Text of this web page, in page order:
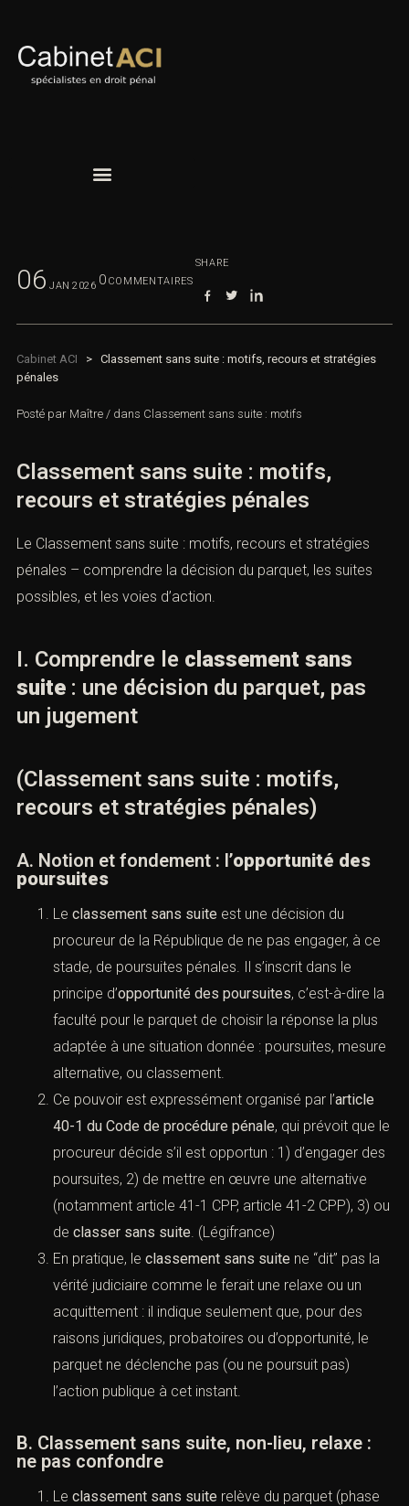
06 JAN 2026 0 COMMENTAIRES
SHARE
Cabinet ACI > Classement sans suite : motifs, recours et stratégies
pénales
Posté par Maître / dans Classement sans suite : motifs
Classement sans suite : motifs,
recours et stratégies pénales
Le Classement sans suite : motifs, recours et stratégies
pénales – comprendre la décision du parquet, les suites
possibles, et les voies d’action.
I. Comprendre le classement sans
suite : une décision du parquet, pas
un jugement
(Classement sans suite : motifs,
recours et stratégies pénales)
A. Notion et fondement : l’opportunité des
poursuites
Le classement sans suite est une décision du
procureur de la République de ne pas engager, à
ce stade, de poursuites pénales. Il s’inscrit dans le
principe d’opportunité des poursuites , c’est-à-dire
la faculté pour le parquet de choisir la réponse la
plus adaptée à une situation donnée : poursuites,
mesure alternative, ou classement.
Ce pouvoir est expressément organisé par l’article
40-1 du Code de procédure pénale , qui prévoit que
le procureur décide s’il est opportun : 1) d’engager
des poursuites, 2) de mettre en œuvre une
alternative (notamment article 41-1 CPP,article 41-
2 CPP), 3) ou de classer sans suite
En pratique, le classement sans suite ne “dit” pas
la vérité judiciaire comme le ferait une relaxe ou un
acquittement : il indique seulement que, pour des
raisons juridiques, probatoires ou d’opportunité, le
parquet ne déclenche pas (ou ne poursuit pas)
l’action publique à cet instant.
B. Classement sans suite, non-lieu, relaxe :
ne pas confondre
Le classement sans suite relève du parquet